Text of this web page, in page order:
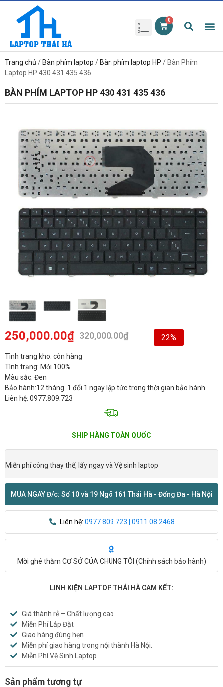
Trang chủ / Bàn phím laptop / Bàn phím laptop HP / Bàn Phím
Laptop HP 430 431 435 436
BÀN PHÍM LAPTOP HP 430 431 435 436
320,000.00₫
250,000.00₫ 22%
Tình trang kho: còn hàng
Tình trạng: Mới 100%
Màu sắc: Đen
Bảo hành:12 tháng. 1 đổi 1 ngay lập tức trong thời gian bảo hành
Liên hệ: 0977.809.723
SHIP HÀNG TOÀN QUỐC
Miễn phí công thay thế, lấy ngay và Vệ sinh laptop
MUA NGAY Đ/c: Số 10 và 19 Ngõ 161 Thái Hà - Đống Đa - Hà Nội
Liên hệ: 0977 809 723 | 0911 08 2468
Mời ghé thăm CƠ SỞ CỦA CHÚNG TÔI (Chính sách bảo hành)
LINH KIỆN LAPTOP THÁI HÀ CAM KẾT:
Giá thành rẻ – Chất lượng cao
Miễn Phí Lắp Đặt
Giao hàng đúng hẹn
Miễn phí giao hàng trong nội thành Hà Nội.
Miễn Phí Vệ Sinh Laptop
Sản phẩm tương tự